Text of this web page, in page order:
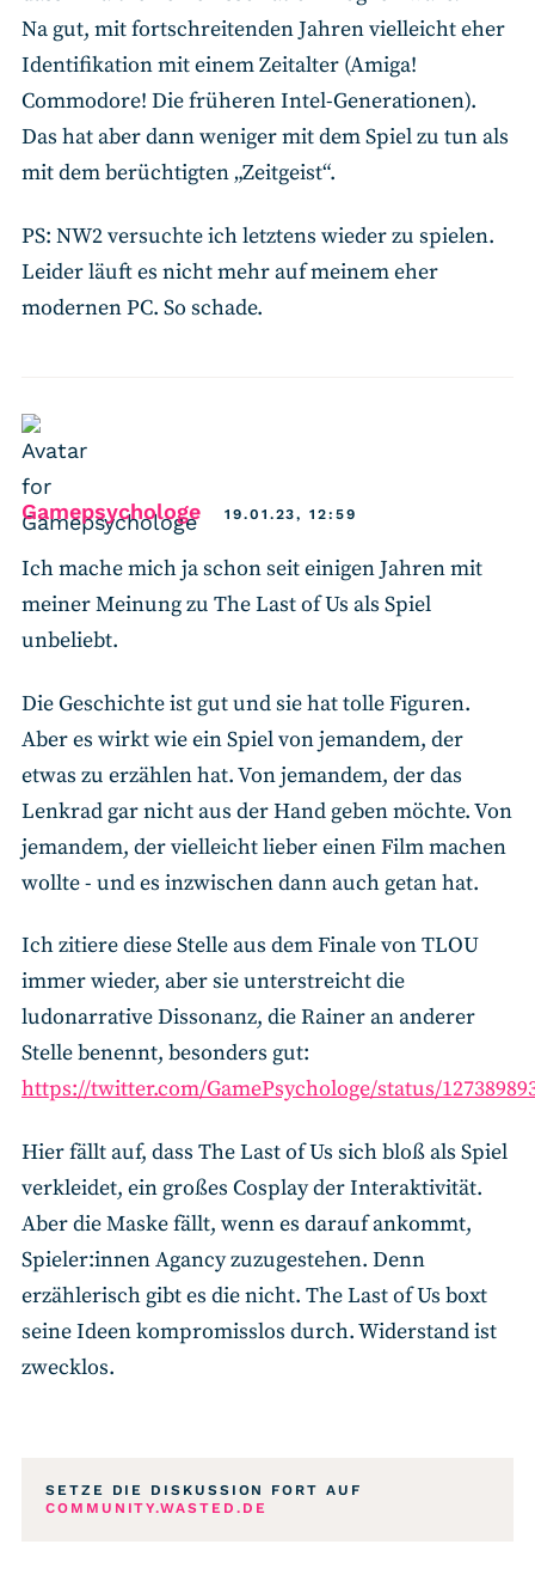
Na gut, mit fortschreitenden Jahren vielleicht eher
Identifikation mit einem Zeitalter (Amiga!
Commodore! Die früheren Intel-Generationen).
Das hat aber dann weniger mit dem Spiel zu tun als
mit dem berüchtigten „Zeitgeist“.
PS: NW2 versuchte ich letztens wieder zu spielen.
Leider läuft es nicht mehr auf meinem eher
modernen PC. So schade.
Gamepsychologesays:19.01.23, 12:59
Ich mache mich ja schon seit einigen Jahren mit
meiner Meinung zu The Last of Us als Spiel
unbeliebt.
Die Geschichte ist gut und sie hat tolle Figuren.
Aber es wirkt wie ein Spiel von jemandem, der
etwas zu erzählen hat. Von jemandem, der das
Lenkrad gar nicht aus der Hand geben möchte. Von
jemandem, der vielleicht lieber einen Film machen
wollte - und es inzwischen dann auch getan hat.
Ich zitiere diese Stelle aus dem Finale von TLOU
immer wieder, aber sie unterstreicht die
ludonarrative Dissonanz, die Rainer an anderer
Stelle benennt, besonders gut:
https://twitter.com/GamePsychologe/status/
Hier fällt auf, dass The Last of Us sich bloß als Spiel
verkleidet, ein großes Cosplay der Interaktivität.
Aber die Maske fällt, wenn es darauf ankommt,
Spieler:innen Agancy zuzugestehen. Denn
erzählerisch gibt es die nicht. The Last of Us boxt
seine Ideen kompromisslos durch. Widerstand ist
zwecklos.
SETZE DIE DISKUSSION FORT AUF
COMMUNITY.WASTED.DE